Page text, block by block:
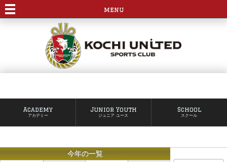
menu
Academy
アカデミー
Junior Youth
ジュニア ユース
School
スクール
今年の一覧